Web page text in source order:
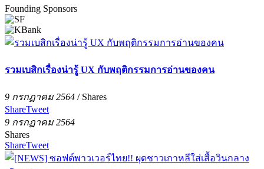
Founding Sponsors
รวมเบสิกเรื่องน่ารู้ UX กับพฤติกรรมการอ่านของคน
9 กรกฏาคม 2564 / Shares
ShareTweet
9 กรกฏาคม 2564
Shares
ShareTweet